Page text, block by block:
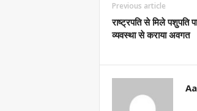
Previous article
राष्ट्रपति से मिले पशुपति
व्यवस्था से कराया अवगत